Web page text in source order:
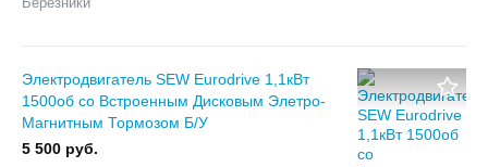
Электродвигатель SEW Eurodrive 1,1кВт
1500об со Встроенным Дисковым Элетро-
Магнитным Тормозом Б/У
5 500 руб.